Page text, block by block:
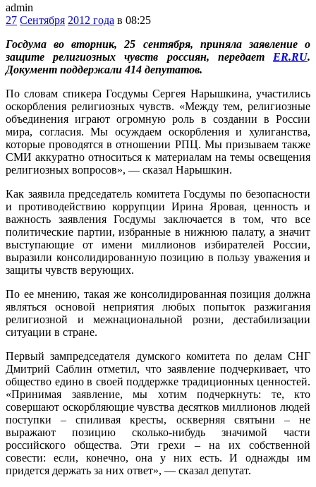
admin
27 Сентября 2012 года в 08:25
Госдума во вторник, 25 сентября, приняла заявление о
защите религиозных чувств россиян, передает ER.RU.
Документ поддержали 414 депутатов.
По словам спикера Госдумы Сергея Нарышкина, участились
оскорбления религиозных чувств. «Между тем, религиозные
объединения играют огромную роль в создании в России
мира, согласия. Мы осуждаем оскорбления и хулиганства,
которые проводятся в отношении РПЦ. Мы призываем также
СМИ аккуратно относиться к материалам на темы освещения
религиозных вопросов», — сказал Нарышкин.
Как заявила председатель комитета Госдумы по безопасности
и противодействию коррупции Ирина Яровая, ценность и
важность заявления Госдумы заключается в том, что все
политические партии, избранные в нижнюю палату, а значит
выступающие от имени миллионов избирателей России,
выразили консолидированную позицию в пользу уважения и
защиты чувств верующих.
По ее мнению, такая же консолидированная позиция должна
являться основой неприятия любых попыток разжигания
религиозной и межнациональной розни, дестабилизации
ситуации в стране.
Первый зампредседателя думского комитета по делам СНГ
Дмитрий Саблин отметил, что заявление подчеркивает, что
общество едино в своей поддержке традиционных ценностей.
«Принимая заявление, мы хотим подчеркнуть: те, кто
совершают оскорбляющие чувства десятков миллионов людей
поступки – спиливая кресты, оскверняя святыни – не
выражают позицию сколько-нибудь значимой части
российского общества. Эти грехи – на их собственной
совести: если, конечно, она у них есть. И однажды им
придется держать за них ответ», — сказал депутат.